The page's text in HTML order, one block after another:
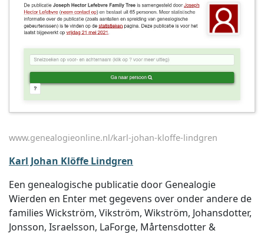
www.genealogieonline.nl/karl-johan-kloffe-lindgren
Karl Johan Klöffe Lindgren
Een genealogische publicatie door Genealogie
Wierden en Enter met gegevens over onder andere de
families Wickström, Vikström, Wikström, Johansdotter,
Jonsson, Israelsson, LaForge, Mårtensdotter &